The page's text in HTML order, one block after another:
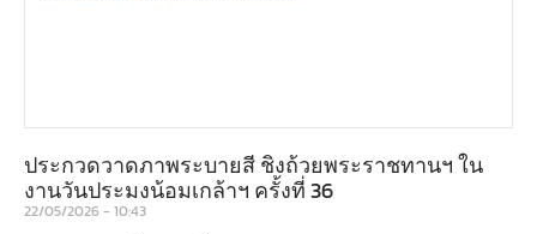
ประกวดวาดภาพระบายสี ชิงถ้วยพระราชทานฯ ใน
งานวันประมงน้อมเกล้าฯ ครั้งที่ 36
22/05/2026 10:43